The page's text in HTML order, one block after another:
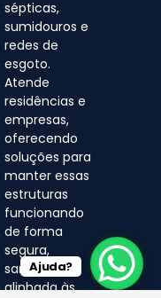
sépticas,
sumidouros e
redes de
esgoto.
Atende
residências e
empresas,
oferecendo
soluções para
manter essas
estruturas
funcionando
de forma
segura,
sanitária e
alinhada às
Ajuda?